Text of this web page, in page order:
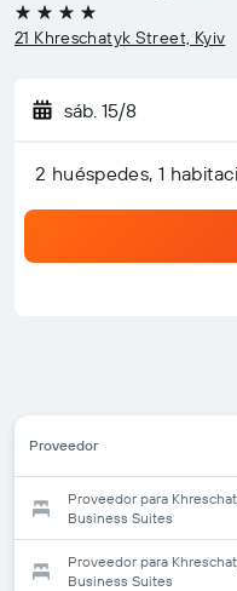
4 estrellas
21 Khreschatyk Street, Kyiv
sáb. 15/8
2 huéspedes, 1
Proveedor
Proveedor para
Business Suites
Proveedor para
Business Suites